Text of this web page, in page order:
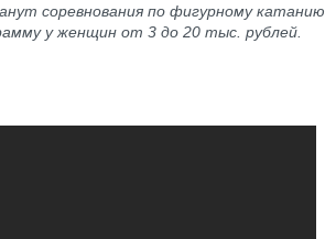
соревнования по фигурному катанию.
у женщин от 3 до 20 тыс. рублей.